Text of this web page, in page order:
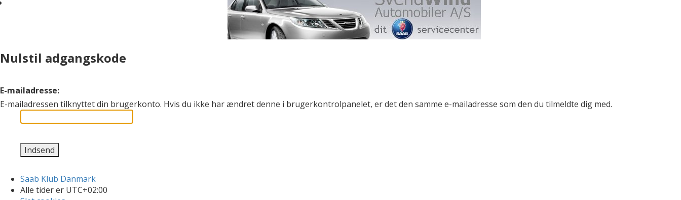
Nulstil adgangskode
E-mailadresse:
E-mailadressen tilknyttet din brugerkonto. Hvis du ikke har ændret denne i brugerkontrolpanelet, er det den samme e-mailadresse som den du tilmeldte dig med.
Saab Klub Danmark
Alle tider er UTC+02:00